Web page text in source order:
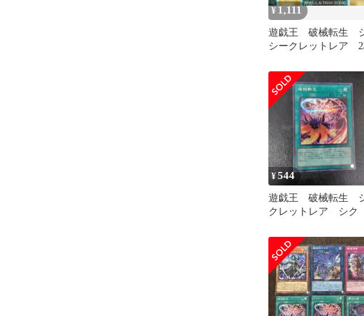
¥ 1,111
遊戯王 破械転生
シークレットレア 2
¥544
遊戯王 破械転生
クレットレア シク